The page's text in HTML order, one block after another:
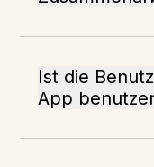
Ist die
App